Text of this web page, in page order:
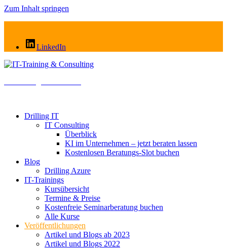
Zum Inhalt springen
LinkedIn
Drilling IT
IT Consulting
Überblick
KI im Unternehmen – jetzt beraten lassen
Kostenlosen Beratungs-Slot buchen
Blog
Drilling Azure
IT-Trainings
Kursübersicht
Termine & Preise
Kostenfreie Seminarberatung buchen
Alle Kurse
Veröffentlichungen
Artikel und Blogs ab 2023
Artikel und Blogs 2022